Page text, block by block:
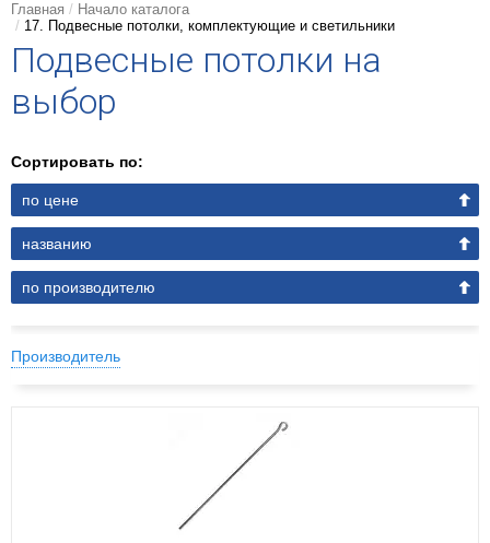
Главная
Начало каталога
17. Подвесные потолки, комплектующие и светильники
Подвесные потолки на
выбор
Сортировать по:
по цене
названию
по производителю
Производитель